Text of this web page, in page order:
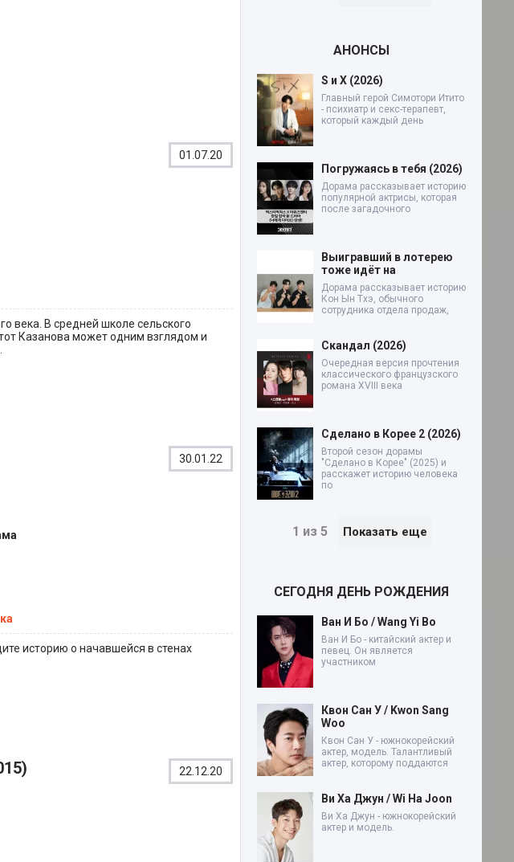
01.07.20
века. В средней школе сельского
Казанова может одним взглядом и
30.01.22
историю о начавшейся в стенах
22.12.20
АНОНСЫ
S и X (2026)
Главный герой Симотори Итито
- психиатр и секс-терапевт,
который каждый день
Погружаясь в тебя (2026)
Дорама рассказывает историю
популярной актрисы, которая
после загадочного
Выигравший в лотерею
тоже идёт на
Дорама рассказывает историю
Кон Ын Тхэ, обычного
сотрудника отдела продаж,
Скандал (2026)
Очередная версия прочтения
классического французского
романа XVIII века
Сделано в Корее 2 (2026)
Второй сезон дорамы
"Сделано в Корее" (2025) и
расскажет историю человека
по
1 из 5 Показать еще
СЕГОДНЯ ДЕНЬ РОЖДЕНИЯ
Ван И Бо / Wang Yi Bo
Ван И Бо - китайский актер и
певец. Он является
участником
Квон Сан У / Kwon Sang
Woo
Квон Сан У - южнокорейский
актер, модель. Талантливый
актер, которому поддаются
Ви Ха Джун / Wi Ha Joon
Ви Ха Джун - южнокорейский
актер и модель.